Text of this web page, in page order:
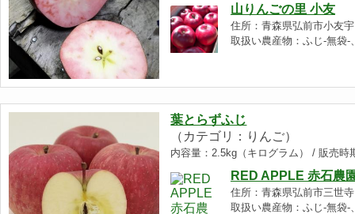
山りんごの里 小友
住所：青森県弘前市小友
取扱い農産物：ふじ-無袋
葉とらずふじ
（カテゴリ：りんご）
内容量：2.5kg（キログラム） / 販売時
RED APPLE 赤石農
住所：青森県弘前市三世寺
取扱い農産物：ふじ-無袋